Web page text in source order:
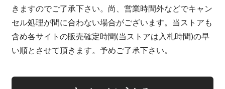
きますのでご了承下さい。尚、営業時間外などでキャン
セル処理が間に合わない場合がございます。当ストアも
含め各サイトの販売確定時間(当ストアは入札時間)の早
い順とさせて頂きます。予めご了承下さい。